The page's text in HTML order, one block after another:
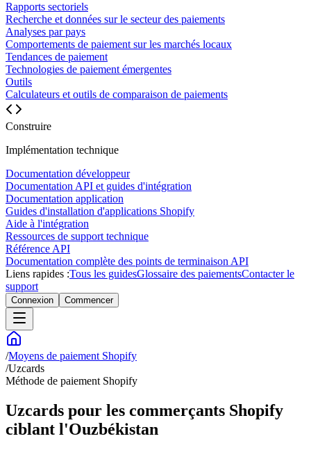
Rapports sectoriels
Recherche et données sur le secteur des paiements
Analyses par pays
Comportements de paiement sur les marchés locaux
Tendances de paiement
Technologies de paiement émergentes
Outils
Calculateurs et outils de comparaison de paiements
Construire
Implémentation technique
Documentation développeur
Documentation API et guides d'intégration
Documentation application
Guides d'installation d'applications Shopify
Aide à l'intégration
Ressources de support technique
Référence API
Documentation complète des points de terminaison API
Liens rapides :Tous les guidesGlossaire des paiementsContacter le
support
Connexion Commencer
/Moyens de paiement Shopify
/Uzcards
Méthode de paiement Shopify
Uzcards pour les commerçants Shopify
ciblant l'Ouzbékistan